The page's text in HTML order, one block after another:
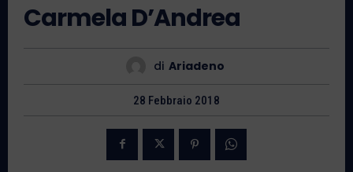
Carmela D’Andrea
di Ariadeno
28 Febbraio 2018